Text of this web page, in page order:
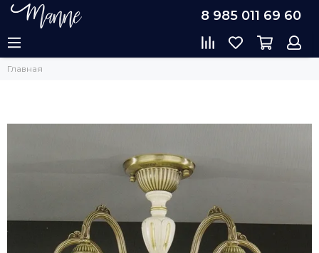
8 985 011 69 60
Главная